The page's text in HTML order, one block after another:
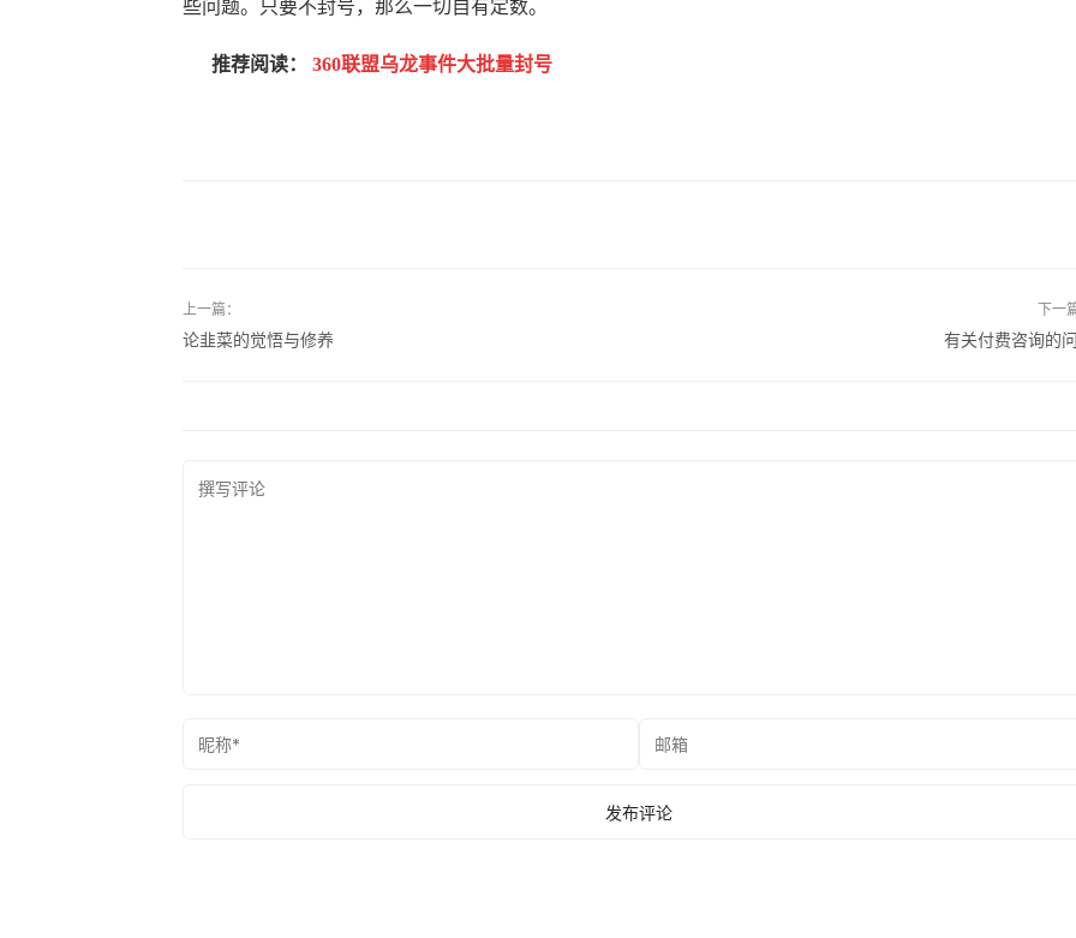
些问题。只要不封号，那么一切自有定数。
推荐阅读： 360联盟乌龙事件大批量封号
上一篇：
论韭菜的觉悟与修养
下一
有关付费咨询的